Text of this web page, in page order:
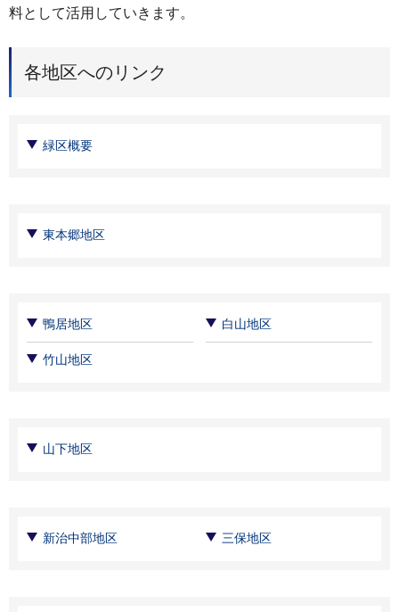
料として活用していきます。
各地区へのリンク
緑区概要
東本郷地区
鴨居地区 白山地区
竹山地区
山下地区
新治中部地区 三保地区